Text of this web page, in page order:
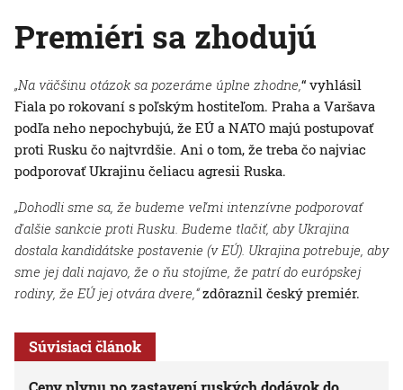
Premiéri sa zhodujú
„Na väčšinu otázok sa pozeráme úplne zhodne,“ vyhlásil
Fiala po rokovaní s poľským hostiteľom. Praha a Varšava
podľa neho nepochybujú, že EÚ a NATO majú postupovať
proti Rusku čo najtvrdšie. Ani o tom, že treba čo najviac
podporovať Ukrajinu čeliacu agresii Ruska.
„Dohodli sme sa, že budeme veľmi intenzívne podporovať
ďalšie sankcie proti Rusku. Budeme tlačiť, aby Ukrajina
dostala kandidátske postavenie (v EÚ). Ukrajina potrebuje, aby
sme jej dali najavo, že o ňu stojíme, že patrí do európskej
rodiny, že EÚ jej otvára dvere,“zdôraznil český premiér.
Súvisiaci článok